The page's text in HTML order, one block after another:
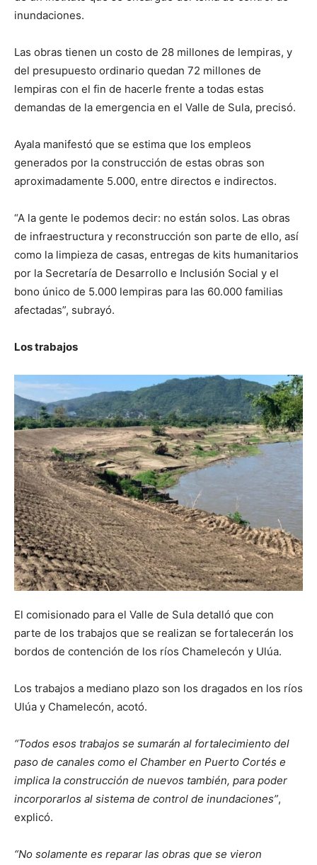
inundaciones.
Las obras tienen un costo de 28 millones de lempiras, y
del presupuesto ordinario quedan 72 millones de
lempiras con el fin de hacerle frente a todas estas
demandas de la emergencia en el Valle de Sula, precisó.
Ayala manifestó que se estima que los empleos
generados por la construcción de estas obras son
aproximadamente 5.000, entre directos e indirectos.
“A la gente le podemos decir: no están solos. Las obras
de infraestructura y reconstrucción son parte de ello, así
como la limpieza de casas, entregas de kits humanitarios
por la Secretaría de Desarrollo e Inclusión Social y el
bono único de 5.000 lempiras para las 60.000 familias
afectadas”, subrayó.
Los trabajos
El comisionado para el Valle de Sula detalló que con
parte de los trabajos que se realizan se fortalecerán los
bordos de contención de los ríos Chamelecón y Ulúa.
Los trabajos a mediano plazo son los dragados en los ríos
Ulúa y Chamelecón, acotó.
“Todos esos trabajos se sumarán al fortalecimiento del
paso de canales como el Chamber en Puerto Cortés e
implica la construcción de nuevos también, para poder
incorporarlos al sistema de control de inundaciones”,
explicó.
“No solamente es reparar las obras que se vieron